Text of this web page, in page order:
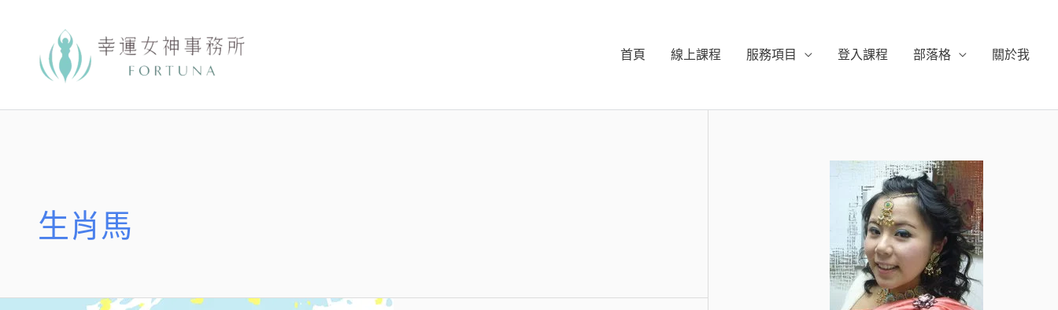
首頁 線上課程 服務項目 登入課程 部落格 關於我
生肖馬